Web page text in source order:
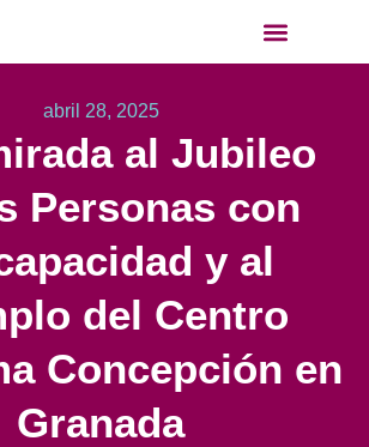
abril 28, 2025
al Jubileo
Personas con
y al
del Centro
Concepción en
Granada